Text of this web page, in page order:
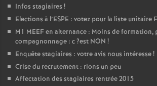
Infos stagiaires !
Elections à l’ESPE : votez pour la liste unitaire
M1 MEEFen alternance : Moins de formation,
compagnonnage : c?est NON !
Enquête stagiaires : votre avis nous intéresse!
Crise du recrutement : rions un peu
Affectation des stagiaires rentrée 2015